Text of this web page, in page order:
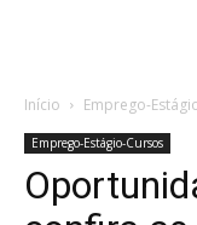
Início Emprego-
Emprego-Estágio-Cursos